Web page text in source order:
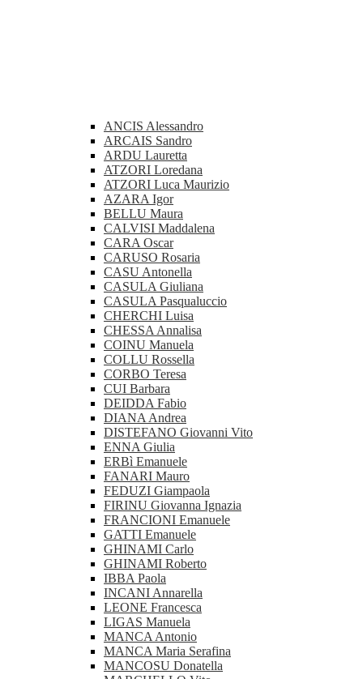
ANCIS Alessandro
ARCAIS Sandro
ARDU Lauretta
ATZORI Loredana
ATZORI Luca Maurizio
AZARA Igor
BELLU Maura
CALVISI Maddalena
CARA Oscar
CARUSO Rosaria
CASU Antonella
CASULA Giuliana
CASULA Pasqualuccio
CHERCHI Luisa
CHESSA Annalisa
COINU Manuela
COLLU Rossella
CORBO Teresa
CUI Barbara
DEIDDA Fabio
DIANA Andrea
DISTEFANO Giovanni Vito
ENNA Giulia
ERBì Emanuele
FANARI Mauro
FEDUZI Giampaola
FIRINU Giovanna Ignazia
FRANCIONI Emanuele
GATTI Emanuele
GHINAMI Carlo
GHINAMI Roberto
IBBA Paola
INCANI Annarella
LEONE Francesca
LIGAS Manuela
MANCA Antonio
MANCA Maria Serafina
MANCOSU Donatella